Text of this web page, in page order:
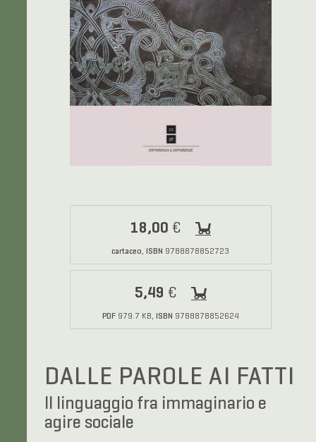
18,00 €
cartaceo,ISBN 9788878852723
5,49 €
PDF979.7 KB, ISBN 9788878852624
DALLE PAROLE AI FATTI
Il linguaggio fra immaginario e
agire sociale